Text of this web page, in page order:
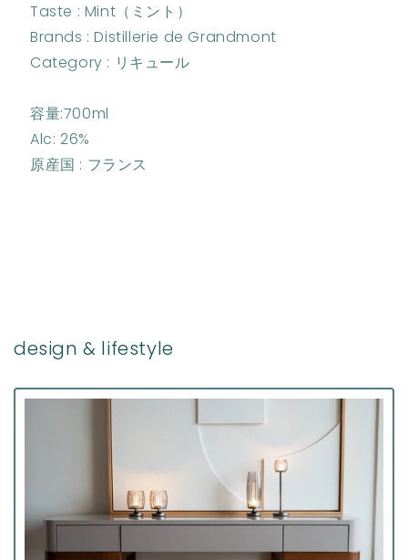
Taste : Mint（ミント）
Brands : Distillerie de Grandmont
Category : リキュール
容量:700ml
Alc: 26%
原産国 : フランス
design & lifestyle